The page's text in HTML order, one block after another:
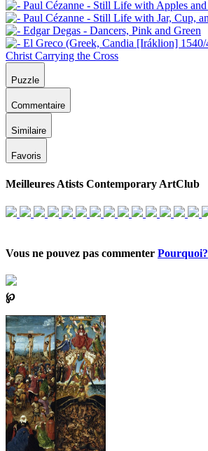
Puzzle
Commentaire
Similaire
Favoris
Meilleures Atists Contemporary ArtClub
Vous ne pouvez pas commenter Pourquoi?
℘